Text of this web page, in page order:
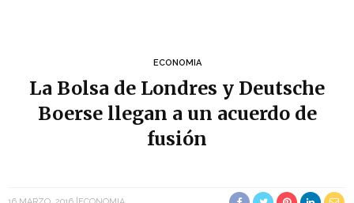
ECONOMIA
La Bolsa de Londres y Deutsche
Boerse llegan a un acuerdo de
fusión